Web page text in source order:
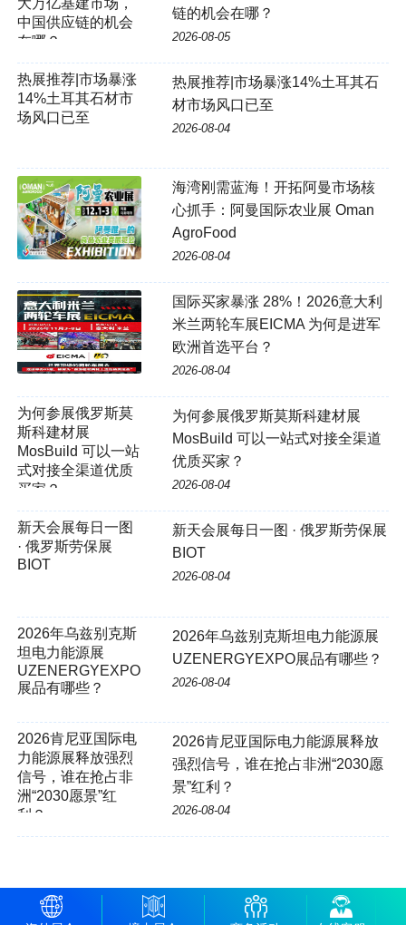
链的机会在哪？
2026-08-05
热展推荐|市场暴涨14%土耳其石
材市场风口已至
2026-08-04
海湾刚需蓝海！开拓阿曼市场核
心抓手：阿曼国际农业展 Oman
AgroFood
2026-08-04
国际买家暴涨 28%！2026意大利
米兰两轮车展EICMA 为何是进军
欧洲首选平台？
2026-08-04
为何参展俄罗斯莫斯科建材展
MosBuild 可以一站式对接全渠道
优质买家？
2026-08-04
新天会展每日一图 · 俄罗斯劳保展
BIOT
2026-08-04
2026年乌兹别克斯坦电力能源展
UZENERGYEXPO展品有哪些？
2026-08-04
2026肯尼亚国际电力能源展释放
强烈信号，谁在抢占非洲“2030愿
景”红利？
2026-08-04